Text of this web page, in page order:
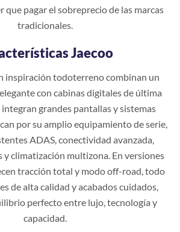
que pagar el sobreprecio de las marcas
tradicionales.
Jaecoo
inspiración todoterreno combinan un
con cabinas digitales de última
grandes pantallas y sistemas
por su amplio equipamiento de serie,
ADAS, conectividad avanzada,
y climatización multizona. En versiones
tracción total y modo off-road, todo
de alta calidad y acabados cuidados,
perfecto entre lujo, tecnología y
capacidad.